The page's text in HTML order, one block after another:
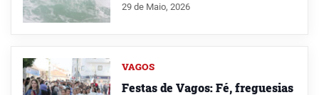
29 de Maio, 2026
VAGOS
Festas de Vagos: Fé, freguesias